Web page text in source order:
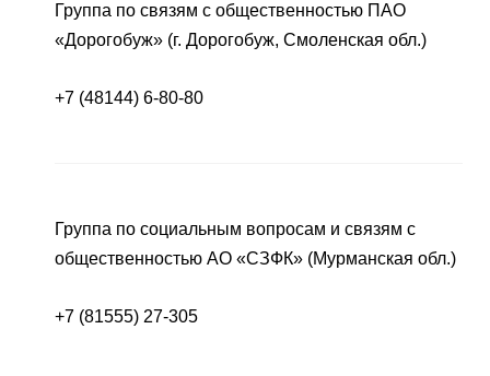
Группа по связям с общественностью ПАО
«Дорогобуж» (г. Дорогобуж, Смоленская обл.)
+7 (48144) 6-80-80
Группа по социальным вопросам и связям с
общественностью АО «СЗФК» (Мурманская обл.)
+7 (81555) 27-305